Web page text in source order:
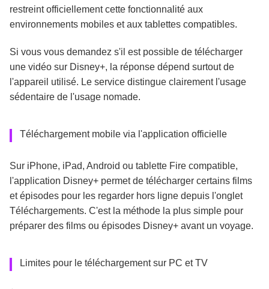
restreint officiellement cette fonctionnalité aux
environnements mobiles et aux tablettes compatibles.
Si vous vous demandez s'il est possible de télécharger
une vidéo sur Disney+, la réponse dépend surtout de
l'appareil utilisé. Le service distingue clairement l'usage
sédentaire de l'usage nomade.
Téléchargement mobile via l'application officielle
Sur iPhone, iPad, Android ou tablette Fire compatible,
l'application Disney+ permet de télécharger certains films
et épisodes pour les regarder hors ligne depuis l'onglet
Téléchargements. C'est la méthode la plus simple pour
préparer des films ou épisodes Disney+ avant un voyage.
Limites pour le téléchargement sur PC et TV